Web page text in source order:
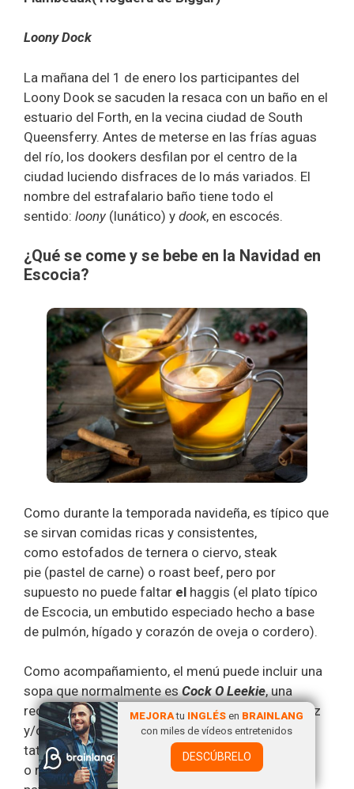
Loony Dock
La mañana del 1 de enero los participantes del
Loony Dook se sacuden la resaca con un baño en el
estuario del Forth, en la vecina ciudad de South
Queensferry. Antes de meterse en las frías aguas
del río, los dookers desfilan por el centro de la
ciudad luciendo disfraces de lo más variados. El
nombre del estrafalario baño tiene todo el
sentido: loony (lunático) y dook, en escocés.
¿Qué se come y se bebe en la Navidad en
Escocia?
Como durante la temporada navideña, es típico que
se sirvan comidas ricas y consistentes,
como estofados de ternera o ciervo, steak
pie (pastel de carne) o roast beef, pero por
supuesto no puede faltar el haggis (el plato típico
de Escocia, un embutido especiado hecho a base
de pulmón, hígado y corazón de oveja o cordero).
Como acompañamiento, el menú puede incluir una
sopa que normalmente es Cock O Leekie, una
receta elaborada con pollo, puerros, patatas, arroz
y/o cebada, mantequilla y puerro, neeps and
tatties (puré de patata y nabo)
o rumbledethumps (un plato elaborado a base de
MEJORAtu INGLÉS en BRAINLANG
con miles de vídeos entretenidos
DESCÚBRELO